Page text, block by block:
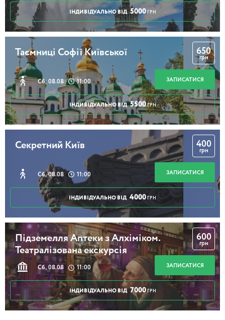
ІНДИВІДУАЛЬНО ВІД 5000 ГРН
Таємниці Софії Київської
Сб, 08.08 11:00
650
грн
ЗАПИСАТИСЯ
ІНДИВІДУАЛЬНО ВІД 5500 ГРН
Секретний Київ
Сб, 08.08 11:00
400
грн
ЗАПИСАТИСЯ
ІНДИВІДУАЛЬНО ВІД 4000 ГРН
Підземелля Аптеки з Алхіміком.
Театралізована екскурсія
Сб, 08.08 11:00
600
грн
ЗАПИСАТИСЯ
ІНДИВІДУАЛЬНО ВІД 7000 ГРН